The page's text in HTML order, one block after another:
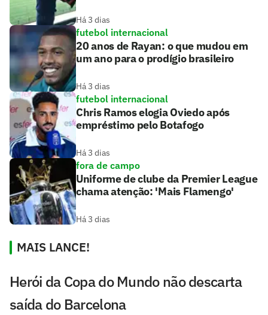
Há 3 dias
futebol internacional
20 anos de Rayan: o que mudou em
um ano para o prodígio brasileiro
Há 3 dias
futebol internacional
Chris Ramos elogia Oviedo após
empréstimo pelo Botafogo
Há 3 dias
fora de campo
Uniforme de clube da Premier League
chama atenção: 'Mais Flamengo'
Há 3 dias
MAIS LANCE!
Herói da Copa do Mundo não descarta
saída do Barcelona